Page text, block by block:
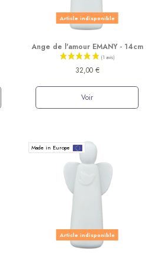
Article indisponible
Ange de l'amour EMANY - 14cm
32,00 €
Voir
Made in Europe
Article indisponible